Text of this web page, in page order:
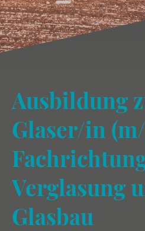
Ausbildung
Glaser/in
Verglasung
Glasbau